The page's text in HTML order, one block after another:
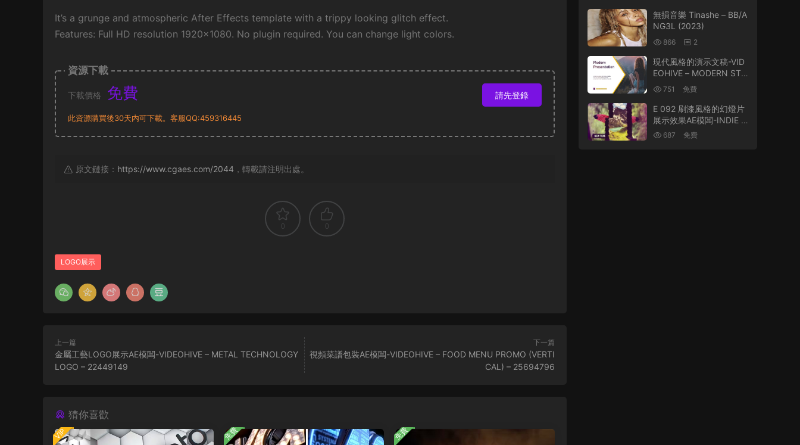
It’s a grunge and atmospheric After Effects template with a trippy looking glitch effect.
Features: Full HD resolution 1920×1080. No plugin required. You can change light colors.
資源下載
下載價格 免費 請先登錄
此資源購買後30天内可下載。客服QQ:459316445
原文鏈接： https://www.cgaes.com/2044 ，轉載請注明出處。
0 0
LOGO展示
上一篇
金屬工藝LOGO展示AE模闆-VIDEOHIVE – METAL TECHNOLOGY
LOGO – 22449149
下一篇
視頻菜譜包裝AE模闆-VIDEOHIVE – FOOD MENU PROMO (VERTI
CAL) – 25694796
猜你喜歡
VIP 免費 免費
無損音樂 Tinashe – BB/A
NG3L (2023)
866 2
現代風格的演示文稿-VID
EOHIVE – MODERN STY
LE PRESENTATION – 25
998479
751 免費
E 092 刷漆風格的幻燈片
展示效果AE模闆-INDIE P
AINTBRUSH SLIDESHO
687 免費